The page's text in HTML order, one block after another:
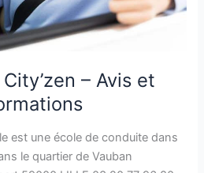
– Avis et
est une école de conduite dans
le quartier de Vauban